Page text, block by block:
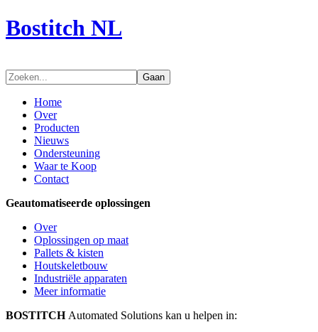
Bostitch NL
Gaan
Home
Over
Producten
Nieuws
Ondersteuning
Waar te Koop
Contact
Geautomatiseerde oplossingen
Over
Oplossingen op maat
Pallets & kisten
Houtskeletbouw
Industriële apparaten
Meer informatie
BOSTITCHAutomated Solutions kan u helpen in: